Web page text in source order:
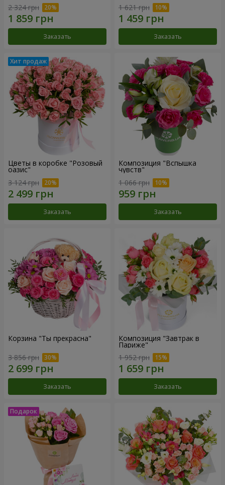
2 324 грн
Заказать
1 621 грн
Заказать
Цветы в коробке "Розовый
оазис"
3 124 грн
Заказать
Композиция "Вспышка
чувств"
1 066 грн
Заказать
Корзина "Ты прекрасна"
3 856 грн
Заказать
Композиция "Завтрак в
Париже"
1 952 грн
Заказать